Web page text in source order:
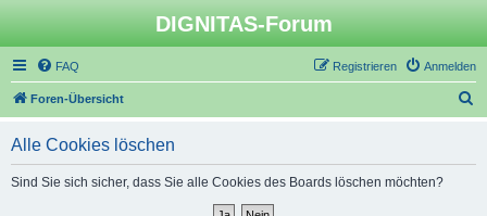
DIGNITAS-Forum
FAQ Anmelden
Registrieren
Foren-Übersicht
Alle Cookies löschen
Sind Sie sich sicher, dass Sie alle Cookies des Boards löschen möchten?